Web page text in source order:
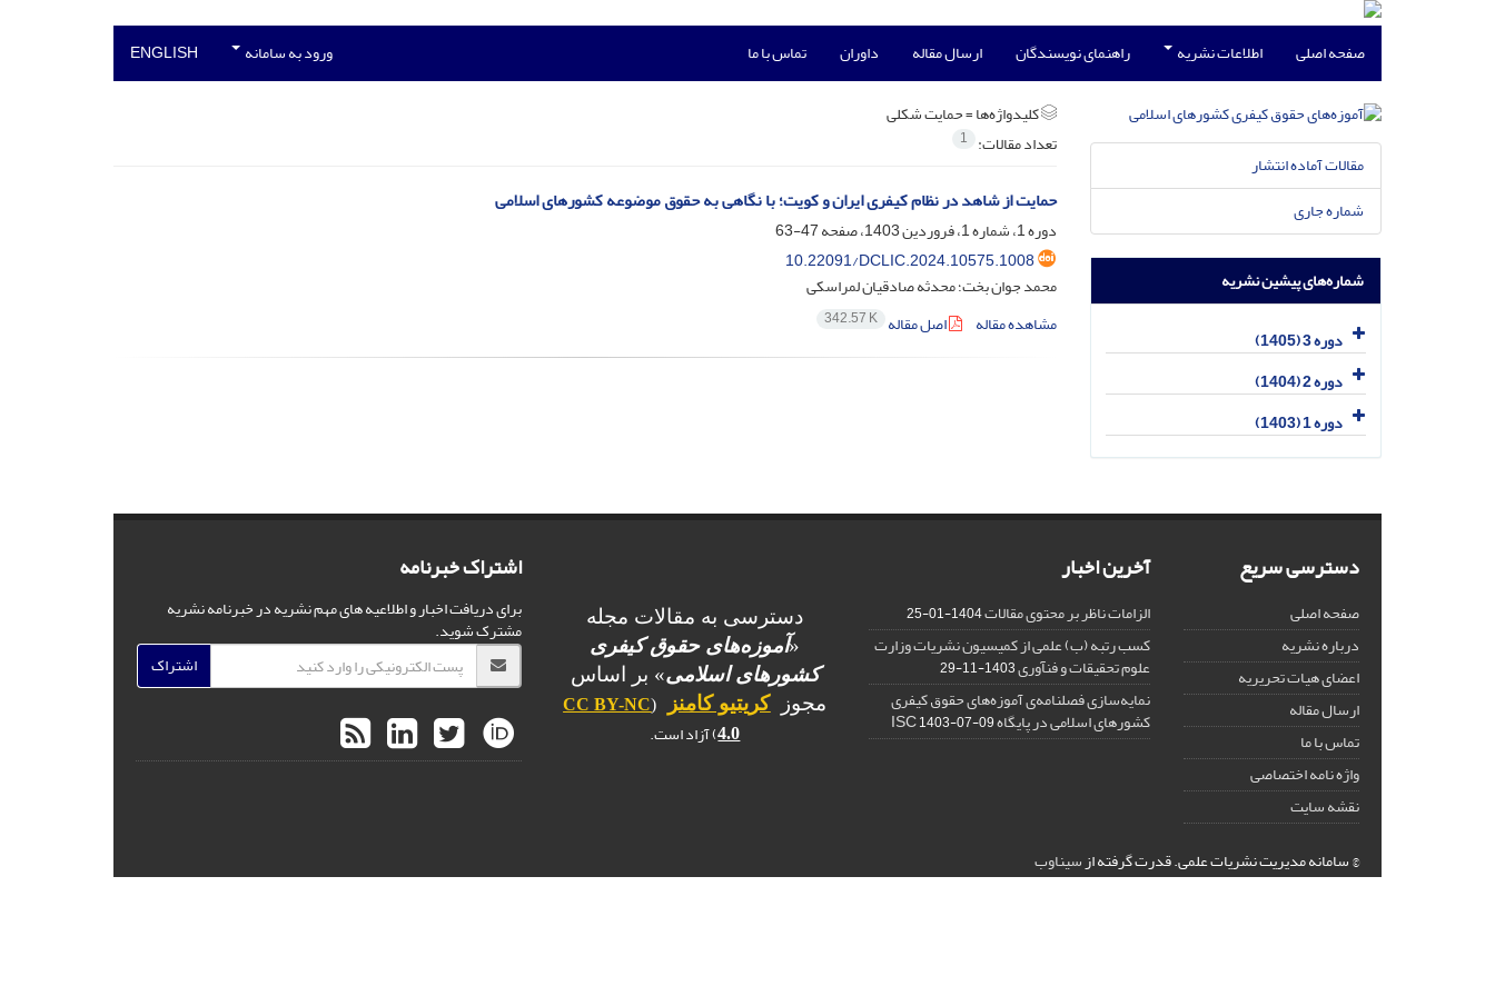
صفحه اصلی اطلاعات نشریه راهنمای نویسندگان ارسال مقاله داوران تماس با ما ورود به سامانه ENGLISH
کلیدواژه‌ها =حمایت شکلی
تعداد مقالات: 1
حمایت از شاهد در نظام کیفری ایران و کویت؛ با نگاهی به حقوق موضوعه کشورهای اسلامی
دوره 1، شماره 1، فروردین 1403، صفحه
47-63
10.22091/DCLIC.2024.10575.1008
محمد جوان بخت؛ محدثه صادقیان لمراسکی
مشاهده مقاله
اصل مقاله 342.57 K
مقالات آماده انتشار
شماره جاری
شماره‌های پیشین نشریه
دوره 3 (1405)
دوره 2 (1404)
دوره 1 (1403)
دسترسی سریع
صفحه اصلی
درباره نشریه
اعضای هیات تحریریه
ارسال مقاله
تماس با ما
واژه نامه اختصاصی
نقشه سایت
آخرین اخبار
الزامات ناظر بر محتوی مقالات1404-01-25
کسب رتبه (ب) علمی از کمیسیون نشریات وزارت
علوم تحقیقات و فنآوری1403-11-29
نمایه‌سازی فصلنامه‌ی آموزه‌های حقوق کیفری
کشورهای اسلامی در پایگاه ISC1403-07-09
دسترسی به مقالات مجله
«آموزه‌های حقوق کیفری
کشورهای اسلامی» بر اساس
مجوزکریتیو کامنز (
CC BY-NC
4.0) آزاد است.
اشتراک خبرنامه
برای دریافت اخبار و اطلاعیه های مهم نشریه در خبرنامه نشریه
مشترک شوید.
اشتراک
© سامانه مدیریت نشریات علمی.قدرت گرفته ازسیناوب